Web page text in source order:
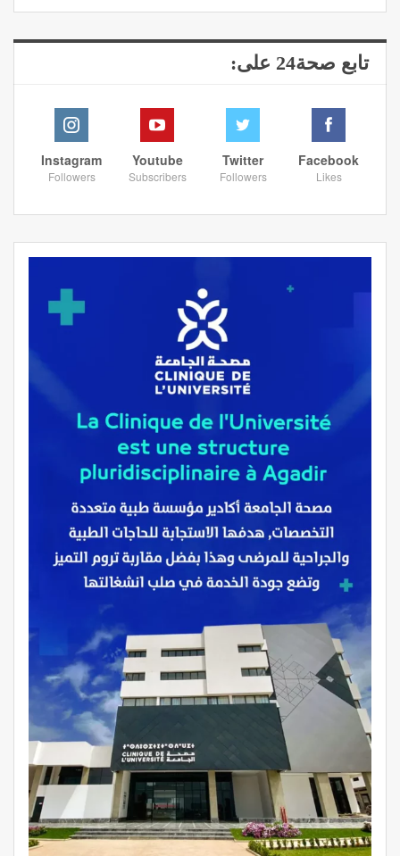
تابع صحة24 على:
Facebook
Likes
Twitter
Followers
Youtube
Subscribers
Instagram
Followers